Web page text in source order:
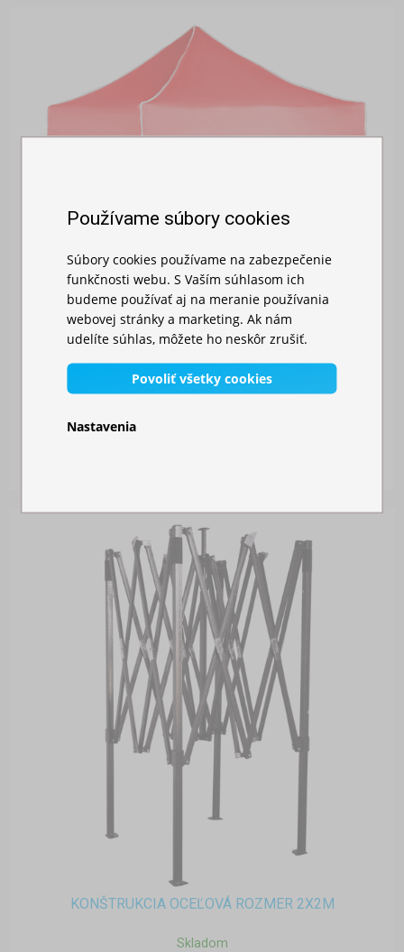
KONŠTRUKCIA OCEĽOVÁ ROZMER 2X2M
Skladom
Používame súbory cookies
Súbory cookies používame na zabezpečenie
funkčnosti webu. S Vaším súhlasom ich
budeme používať aj na meranie používania
webovej stránky a marketing. Ak nám
udelíte súhlas, môžete ho neskôr zrušiť.
Povoliť všetky cookies
Nastavenia